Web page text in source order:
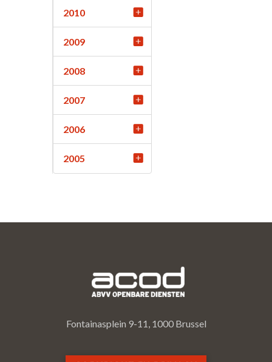
2010
2009
2008
2007
2006
2005
Fontainasplein 9-11, 1000 Brussel